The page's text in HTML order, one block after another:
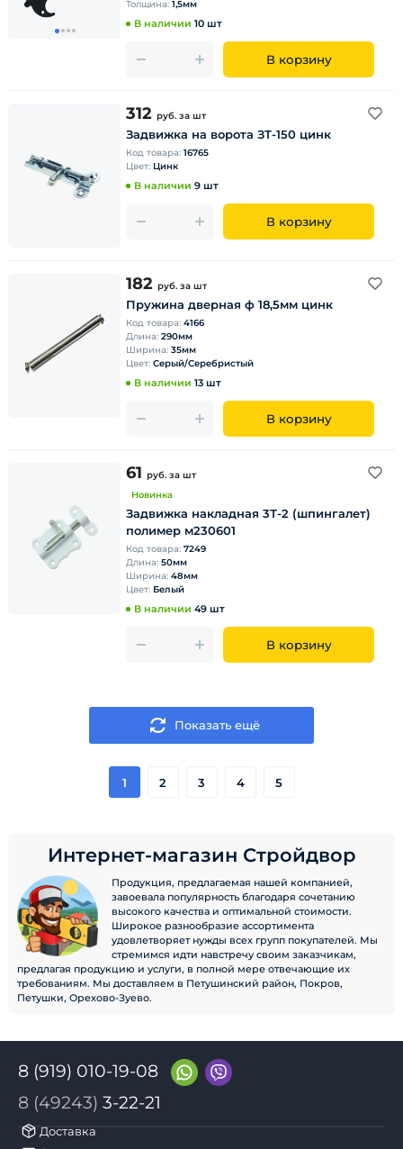
Толщина: 1,5мм
В наличии 10 шт
В корзину
312 руб. за шт
Задвижка на ворота ЗТ-150 цинк
Код товара: 16765
Цвет: Цинк
В наличии 9 шт
В корзину
182 руб. за шт
Пружина дверная ф 18,5мм цинк
Код товара: 4166
Длина: 290мм
Ширина: 35мм
Цвет: Серый/Серебристый
В наличии 13 шт
В корзину
61 руб. за шт
Новинка
Задвижка накладная 3Т-2 (шпингалет)
полимер м230601
Код товара: 7249
Длина: 50мм
Ширина: 48мм
Цвет: Белый
В наличии 49 шт
В корзину
Показать ещё
1 2 3 4 5
Интернет-магазин Стройдвор
Продукция, предлагаемая нашей компанией,
завоевала популярность благодаря сочетанию
высокого качества и оптимальной стоимости.
Широкое разнообразие ассортимента
удовлетворяет нужды всех групп покупателей. Мы
стремимся идти навстречу своим заказчикам,
предлагая продукцию и услуги, в полной мере отвечающие их
требованиям. Мы доставляем в Петушинский район, Покров,
Петушки, Орехово-Зуево.
8 (919) 010-19-08
8 (49243) 3-22-21
Доставка